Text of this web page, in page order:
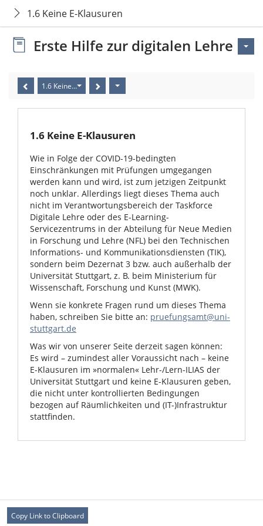
1.6 Keine E-Klausuren
Erste Hilfe zur digitalen Lehre
1.6 Keine E-Klausuren
1.6 Keine E-Klausuren
Wie in Folge der COVID-19-bedingten
Einschränkungen mit Prüfungen umgegangen
werden kann und wird, ist zum jetzigen Zeitpunkt
noch unklar. Allerdings liegt dieses Thema auch
nicht im Verantwortungsbereich der Taskforce
Digitale Lehre oder des E-Learning-
Servicezentrums in der Abteilung für Neue Medien
in Forschung und Lehre (NFL) bei den Technischen
Informations- und Kommunikationsdiensten (TIK),
sondern beim Dezernat 3 bzw. auch außerhalb der
Universität Stuttgart, z. B. beim Ministerium für
Wissenschaft, Forschung und Kunst (MWK).
Wenn sie konkrete Fragen rund um dieses Thema
haben, schreiben Sie bitte an: pruefungsamt@uni-
stuttgart.de
Was wir von unserer Seite derzeit sagen können:
Es wird – zumindest aller Voraussicht nach – keine
E-Klausuren im »normalen« Lehr-/Lern-ILIAS der
Universität Stuttgart und keine E-Klausuren geben,
die nicht unter kontrollierten Bedingungen
bezogen auf Räumlichkeiten und (IT-)Infrastruktur
stattfinden.
Copy Link to Clipboard